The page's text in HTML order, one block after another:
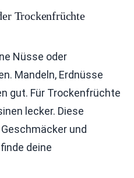
Trockenfrüchte
Nüsse oder
Mandeln, Erdnüsse
gut. Für Trockenfrüchte
lecker. Diese
und
deine